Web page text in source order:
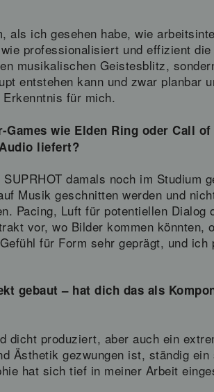
ich gesehen habe, wie
professionalisiert und effizient
musikalischen Geistesblitz,
entstehen kann und zwar planbar
für mich.
wie Elden Ring oder Call
liefert?
damals noch im Studium
Musik geschnitten werden und
Pacing, Luft für potentiellen Dialog
vor, wo Bilder kommen könnten,
für Form sehr geprägt, und
gebaut – hat dich das als
dicht produziert, aber auch ein
Ästhetik gezwungen ist, ständig ein
hat sich tief in meiner Arbeit